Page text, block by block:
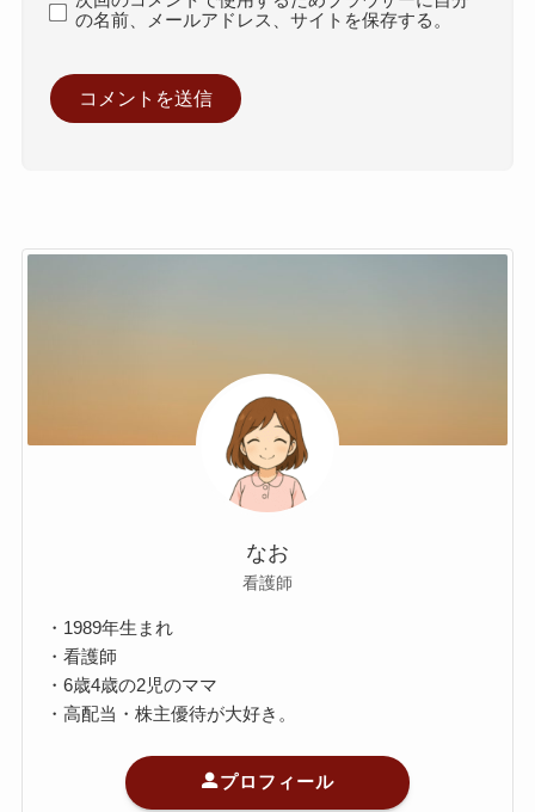
の名前、メールアドレス、サイトを保存する。
なお
看護師
・1989年生まれ
・看護師
・6歳4歳の2児のママ
・高配当・株主優待が大好き。
プロフィール